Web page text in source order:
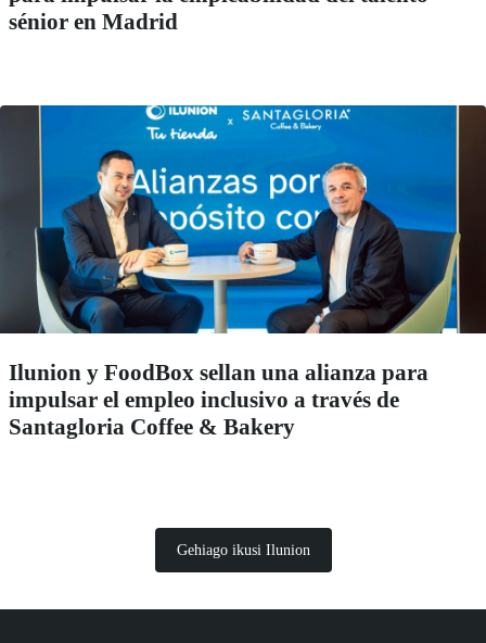
sénior en Madrid
Ilunion y FoodBox sellan una alianza para
impulsar el empleo inclusivo a través de
Santagloria Coffee & Bakery
Gehiago ikusi Ilunion